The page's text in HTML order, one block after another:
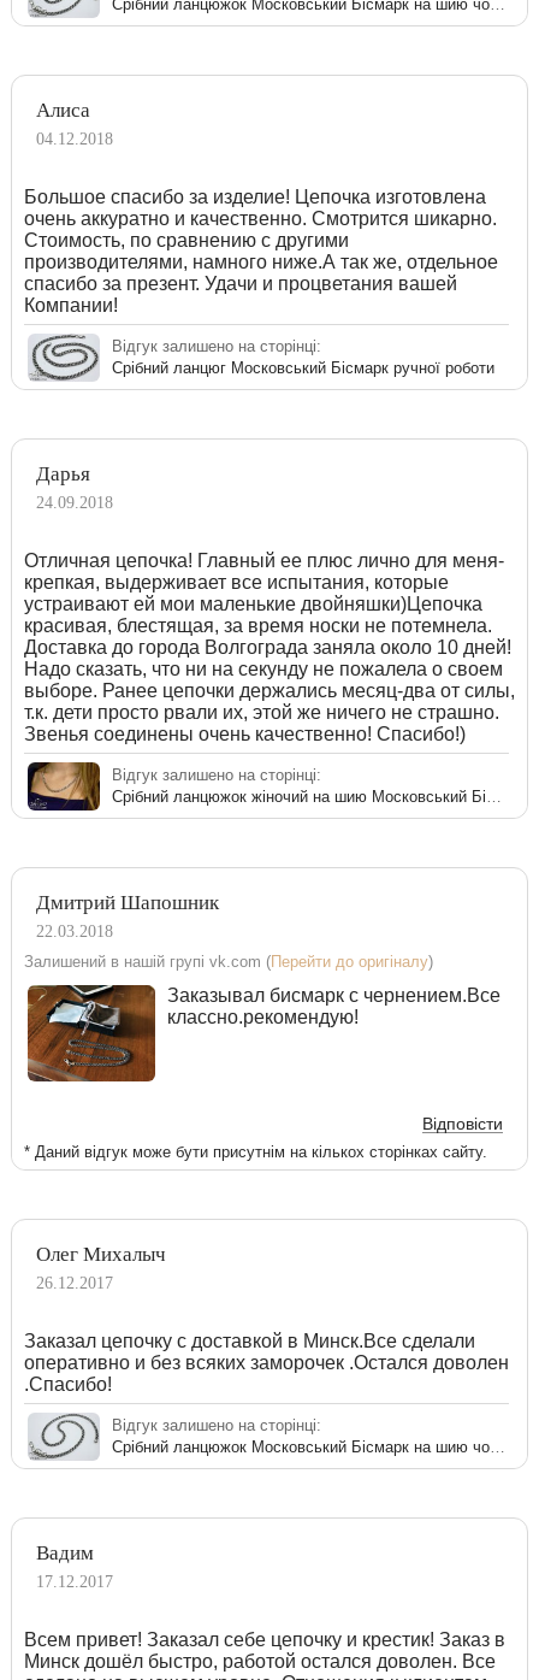
Алиса
04.12.2018
Большое спасибо за изделие! Цепочка изготовлена
очень аккуратно и качественно. Смотрится шикарно.
Стоимость, по сравнению с другими
производителями, намного ниже.А так же, отдельное
спасибо за презент. Удачи и процветания вашей
Компании!
Відгук залишено на сторінці:
Срібний ланцюг Московський Бісмарк ручної роботи
Дарья
24.09.2018
Отличная цепочка! Главный ее плюс лично для меня-
крепкая, выдерживает все испытания, которые
устраивают ей мои маленькие двойняшки)Цепочка
красивая, блестящая, за время носки не потемнела.
Доставка до города Волгограда заняла около 10 дней!
Надо сказать, что ни на секунду не пожалела о своем
выборе. Ранее цепочки держались месяц-два от силы,
т.к. дети просто рвали их, этой же ничего не страшно.
Звенья соединены очень качественно! Спасибо!)
Відгук залишено на сторінці:
Дмитрий Шапошник
22.03.2018
Залишений в нашій групі vk.com (Перейти до оригіналу)
Заказывал бисмарк с чернением.Все
классно.рекомендую!
Відповісти
* Даний відгук може бути присутнім на кількох сторінках сайту.
Олег Михалыч
26.12.2017
Заказал цепочку с доставкой в Минск.Все сделали
оперативно и без всяких заморочек .Остался доволен
.Спасибо!
Відгук залишено на сторінці:
Вадим
17.12.2017
Всем привет! Заказал себе цепочку и крестик! Заказ в
Минск дошёл быстро, работой остался доволен. Все